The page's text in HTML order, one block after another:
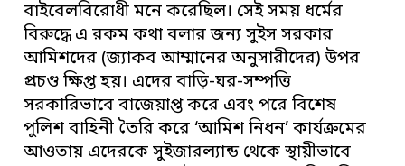
বাইবেলবিরোধী মনে করেছিল। সেই সময় ধর্মের
বিরুদ্ধে এ রকম কথা বলার জন্য সুইস সরকার
আমিশদের (জ্যাকব আম্মানের অনুসারীদের) উপর
প্রচণ্ড ক্ষিপ্ত হয়। এদের বাড়ি-ঘর-সম্পত্তি
সরকারিভাবে বাজেয়াপ্ত করে এবং পরে বিশেষ
পুলিশ বাহিনী তৈরি করে ‘আমিশ নিধন’ কার্যক্রমের
আওতায় এদেরকে সুইজারল্যান্ড থেকে স্থায়ীভাবে